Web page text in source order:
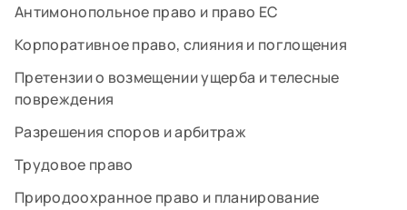
Антимонопольное право и право ЕС
Корпоративное право, слияния и поглощения
Претензии о возмещении ущерба и телесные
повреждения
Разрешения споров и арбитраж
Трудовое право
Природоохранное право и планирование